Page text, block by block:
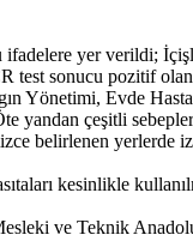
ifadelere yer verildi;
test sonucu pozitif
Yönetimi, Evde
yandan çeşitli
belirlenen yerlerde
kesinlikle
ve Teknik